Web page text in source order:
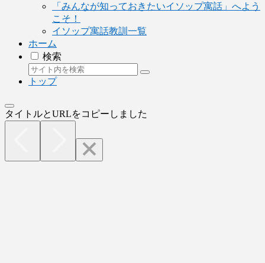
「みんなが知っておきたいイソップ寓話」へよう
こそ！
イソップ寓話教訓一覧
ホーム
検索
トップ
タイトルとURLをコピーしました